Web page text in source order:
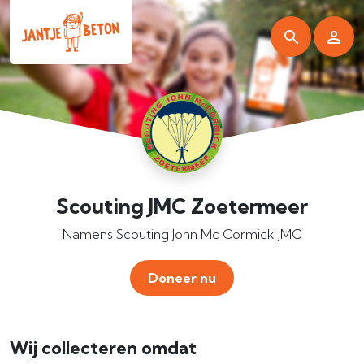
Scouting JMC Zoetermeer
Namens Scouting John Mc Cormick JMC
Doneer nu
Wij collecteren omdat